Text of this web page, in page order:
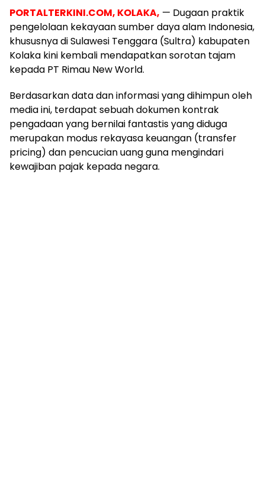
PORTALTERKINI.COM, KOLAKA, — Dugaan praktik
pengelolaan kekayaan sumber daya alam Indonesia,
khususnya di Sulawesi Tenggara (Sultra) kabupaten
Kolaka kini kembali mendapatkan sorotan tajam
kepada PT Rimau New World.
Berdasarkan data dan informasi yang dihimpun oleh
media ini, terdapat sebuah dokumen kontrak
pengadaan yang bernilai fantastis yang diduga
merupakan modus rekayasa keuangan (transfer
pricing) dan pencucian uang guna mengindari
kewajiban pajak kepada negara.